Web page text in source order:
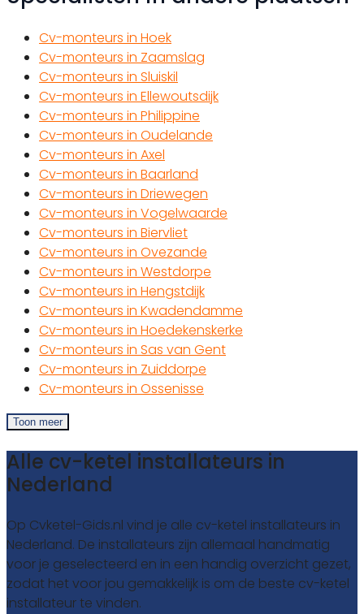
Cv-monteurs in Hoek
Cv-monteurs in Zaamslag
Cv-monteurs in Sluiskil
Cv-monteurs in Ellewoutsdijk
Cv-monteurs in Philippine
Cv-monteurs in Oudelande
Cv-monteurs in Axel
Cv-monteurs in Baarland
Cv-monteurs in Driewegen
Cv-monteurs in Vogelwaarde
Cv-monteurs in Biervliet
Cv-monteurs in Ovezande
Cv-monteurs in Westdorpe
Cv-monteurs in Hengstdijk
Cv-monteurs in Kwadendamme
Cv-monteurs in Hoedekenskerke
Cv-monteurs in Sas van Gent
Cv-monteurs in Zuiddorpe
Cv-monteurs in Ossenisse
Toon meer
Alle cv-ketel installateurs in
Nederland
Op Cvketel-Gids.nl vind je alle cv-ketel installateurs in
Nederland. De installateurs zijn allemaal handmatig
voor je geselecteerd en in een handig overzicht gezet,
zodat het voor jou gemakkelijk is om de beste cv-ketel
installateur te vinden.